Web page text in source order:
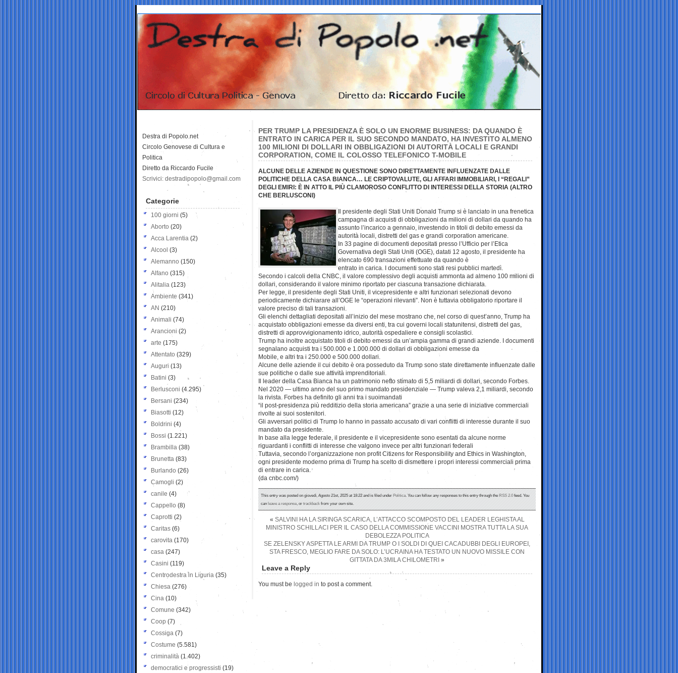
PER TRUMP LA PRESIDENZA È SOLO UN ENORME BUSINESS: DA QUANDO È
ENTRATO IN CARICA PER IL SUO SECONDO MANDATO, HA INVESTITO ALMENO
100 MILIONI DI DOLLARI IN OBBLIGAZIONI DI AUTORITÀ LOCALI E GRANDI
CORPORATION, COME IL COLOSSO TELEFONICO T-MOBILE
ALCUNE DELLE AZIENDE IN QUESTIONE SONO DIRETTAMENTE INFLUENZATE DALLE
POLITICHE DELLA CASA BIANCA… LE CRIPTOVALUTE, GLI AFFARI IMMOBILIARI, I “REGALI”
DEGLI EMIRI: È IN ATTO IL PIÙ CLAMOROSO CONFLITTO DI INTERESSI DELLA STORIA (ALTRO
CHE BERLUSCONI)
Il presidente degli Stati Uniti Donald Trump si è lanciato in una frenetica
campagna di acquisti di obbligazioni da milioni di dollari da quando ha
assunto l’incarico a gennaio, investendo in titoli di debito emessi da
autorità locali, distretti del gas e grandi corporation americane.
In 33 pagine di documenti depositati presso l’Ufficio per l’Etica
Governativa degli Stati Uniti (OGE), datati 12 agosto, il presidente ha
elencato 690 transazioni effettuate da quando è
entrato in carica. I documenti sono stati resi pubblici martedì.
Secondo i calcoli della CNBC, il valore complessivo degli acquisti ammonta ad almeno 100 milioni di
dollari, considerando il valore minimo riportato per ciascuna transazione dichiarata.
Per legge, il presidente degli Stati Uniti, il vicepresidente e altri funzionari selezionati devono
periodicamente dichiarare all’OGE le “operazioni rilevanti”. Non è tuttavia obbligatorio riportare il
valore preciso di tali transazioni.
Gli elenchi dettagliati depositati all’inizio del mese mostrano che, nel corso di quest’anno, Trump ha
acquistato obbligazioni emesse da diversi enti, tra cui governi locali statunitensi, distretti del gas,
distretti di approvvigionamento idrico, autorità ospedaliere e consigli scolastici.
Trump ha inoltre acquistato titoli di debito emessi da un’ampia gamma di grandi aziende. I documenti
segnalano acquisti tra i 500.000 e 1.000.000 di dollari di obbligazioni emesse da
Mobile, e altri tra i 250.000 e 500.000 dollari.
Alcune delle aziende il cui debito è ora posseduto da Trump sono state direttamente influenzate dalle
sue politiche o dalle sue attività imprenditoriali.
Il leader della Casa Bianca ha un patrimonio netto stimato di 5,5 miliardi di dollari, secondo Forbes.
Nel 2020 — ultimo anno del suo primo mandato presidenziale — Trump valeva 2,1 miliardi, secondo
la rivista. Forbes ha definito gli anni tra i suoimandati
“il post-presidenza più redditizio della storia americana” grazie a una serie di iniziative commerciali
rivolte ai suoi sostenitori.
Gli avversari politici di Trump lo hanno in passato accusato di vari conflitti di interesse durante il suo
mandato da presidente.
In base alla legge federale, il presidente e il vicepresidente sono esentati da alcune norme
riguardanti i conflitti di interesse che valgono invece per altri funzionari federali
Tuttavia, secondo l’organizzazione non profit Citizens for Responsibility and Ethics in Washington,
ogni presidente moderno prima di Trump ha scelto di dismettere i propri interessi commerciali prima
di entrare in carica.
(da cnbc.com/)
This entry was posted on giovedì, Agosto 21st, 2025 at 18:22 and is filed underPolitica. You can follow any responses to this entry through theRSS 2.0feed. You
canleave a response, ortrackbackfrom your own site.
« SALVINI HA LA SIRINGA SCARICA, L’ATTACCO SCOMPOSTO DEL LEADER LEGHISTA AL
MINISTRO SCHILLACI PER IL CASO DELLA COMMISSIONE VACCINI MOSTRA TUTTA LA SUA
DEBOLEZZA POLITICA
SE ZELENSKY ASPETTA LE ARMI DA TRUMP O I SOLDI DI QUEI CACADUBBI DEGLI EUROPEI,
STA FRESCO, MEGLIO FARE DA SOLO: L’UCRAINA HA TESTATO UN NUOVO MISSILE CON
GITTATA DA 3MILA CHILOMETRI »
Leave a Reply
You must be logged in to post a comment.
Destra di Popolo.net
Circolo Genovese di Cultura e
Politica
Diretto da Riccardo Fucile
Scrivici: destradipopolo@gmail.com
Categorie
100 giorni (5)
Aborto (20)
Acca Larentia (2)
Alcool (3)
Alemanno (150)
Alfano (315)
Alitalia (123)
Ambiente (341)
AN (210)
Animali (74)
Arancioni (2)
arte (175)
Attentato (329)
Auguri (13)
Batini (3)
Berlusconi (4.295)
Bersani (234)
Biasotti (12)
Boldrini (4)
Bossi (1.221)
Brambilla (38)
Brunetta (83)
Burlando (26)
Camogli (2)
canile (4)
Cappello (8)
Caprotti (2)
Caritas (6)
carovita (170)
casa (247)
Casini (119)
Centrodestra in Liguria (35)
Chiesa (276)
Cina (10)
Comune (342)
Coop (7)
Cossiga (7)
Costume (5.581)
criminalità (1.402)
democratici e progressisti (19)